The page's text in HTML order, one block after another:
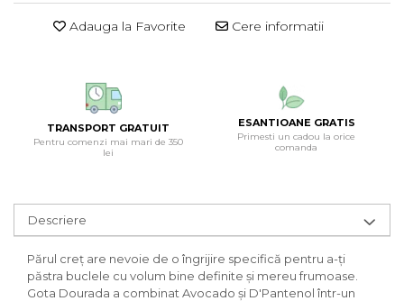
Adauga la Favorite Cere informatii
TRANSPORT GRATUIT
Pentru comenzi mai mari de 350
lei
ESANTIOANE GRATIS
Primesti un cadou la orice
comanda
Descriere
Părul creț are nevoie de o îngrijire specifică pentru a-ți
păstra buclele cu volum bine definite și mereu frumoase.
Gota Dourada a combinat Avocado și D'Pantenol într-un